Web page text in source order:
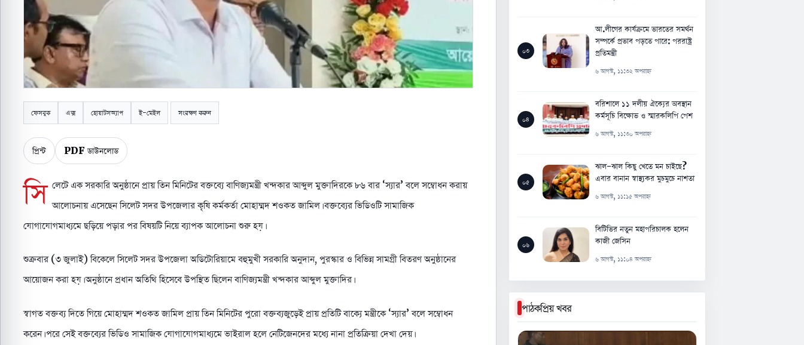
ফেসবুক এক্স হোয়াটসঅ্যাপ ই-মেইল সংরক্ষণ করুন
প্রিন্ট PDF ডাউনলোড
সি লেটে এক সরকারি অনুষ্ঠানে প্রায় তিন মিনিটের বক্তব্যে বাণিজ্যমন্ত্রী খন্দকার আব্দুল মুক্তাদিরকে ৮৬ বার ‘স্যার’ বলে সম্বোধন করায়
আলোচনায় এসেছেন সিলেট সদর উপজেলার কৃষি কর্মকর্তা মোহাম্মদ শওকত জামিল। বক্তব্যের ভিডিওটি সামাজিক
যোগাযোগমাধ্যমে ছড়িয়ে পড়ার পর বিষয়টি নিয়ে ব্যাপক আলোচনা শুরু হয়।
শুক্রবার (৩ জুলাই) বিকেলে সিলেট সদর উপজেলা অডিটোরিয়ামে বহুমুখী সরকারি অনুদান, পুরস্কার ও বিভিন্ন সামগ্রী বিতরণ অনুষ্ঠানের
আয়োজন করা হয়। অনুষ্ঠানে প্রধান অতিথি হিসেবে উপস্থিত ছিলেন বাণিজ্যমন্ত্রী খন্দকার আব্দুল মুক্তাদির।
স্বাগত বক্তব্য দিতে গিয়ে মোহাম্মদ শওকত জামিল প্রায় তিন মিনিটের পুরো বক্তব্যজুড়েই প্রায় প্রতিটি বাক্যে মন্ত্রীকে ‘স্যার’ বলে সম্বোধন
করেন। পরে সেই বক্তব্যের ভিডিও সামাজিক যোগাযোগমাধ্যমে ভাইরাল হলে নেটিজেনদের মধ্যে নানা প্রতিক্রিয়া দেখা দেয়।
০৩
আ.লীগের কার্যক্রমে ভারতের সমর্থন
সম্পর্কে প্রভাব পড়তে পারে: পররাষ্ট্র
প্রতিমন্ত্রী
৬ আগস্ট, ১১:৩২ অপরাহ্ন
০৪
বরিশালে ১১ দলীয় ঐক্যের অবস্থান
কর্মসূচি বিক্ষোভ ও স্মারকলিপি পেশ
৬ আগস্ট, ১১:৩০ অপরাহ্ন
০৫
ঝাল-ঝাল কিছু খেতে মন চাইছে?
এবার বানান স্বাস্থ্যকর মুচমুচে নাশতা
৬ আগস্ট, ১১:১৫ অপরাহ্ন
০৬
বিটিভির নতুন মহাপরিচালক হলেন
কাজী জেসিন
৬ আগস্ট, ১১:০৪ অপরাহ্ন
পাঠকপ্রিয় খবর